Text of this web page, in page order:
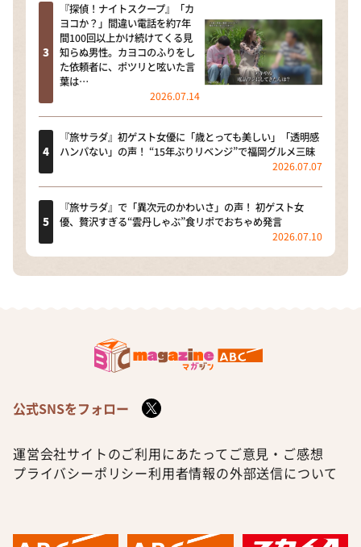
『探偵！ナイトスクープ』「カ
ヨコか？」間違い電話を約7年
間100回以上かけ続けてくる見
知らぬ男性。カヨコのふりをし
た依頼者に、ポツリと呟いた言
葉は…
2026.07.14
『旅サラダ』初ゲスト女優に「歳とっても美しい」「透明感
ハンパない」の声！ “15年ぶりリベンジ”で福岡グルメ三昧
2026.07.07
『旅サラダ』で「異次元のかわいさ」の声！ 初ゲスト女
優、贅沢すぎる“雲丹しゃぶ”食リポでおちゃめ発言
2026.07.10
公式SNSをフォロー
運営会社サイトのご利用にあたって ご意見・ご感想
プライバシーポリシー利用者情報の外部送信について